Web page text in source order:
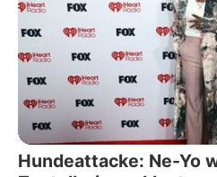
Hundeattacke: Ne-Yo